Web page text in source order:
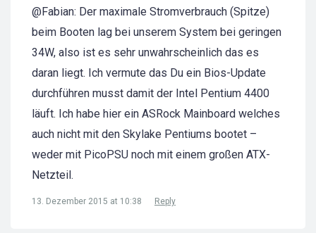
@Fabian: Der maximale Stromverbrauch (Spitze)
beim Booten lag bei unserem System bei geringen
34W, also ist es sehr unwahrscheinlich das es
daran liegt. Ich vermute das Du ein Bios-Update
durchführen musst damit der Intel Pentium 4400
läuft. Ich habe hier ein ASRock Mainboard welches
auch nicht mit den Skylake Pentiums bootet –
weder mit PicoPSU noch mit einem großen ATX-
Netzteil.
13. Dezember 2015 at 10:38 Reply